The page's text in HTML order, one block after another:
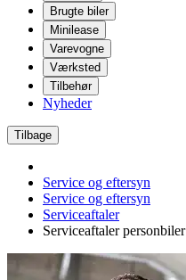
Brugte biler
Minilease
Varevogne
Værksted
Tilbehør
Nyheder
Tilbage
Service og eftersyn
Service og eftersyn
Serviceaftaler
Serviceaftaler personbiler